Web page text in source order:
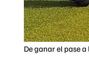
De ganar el pase